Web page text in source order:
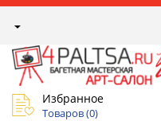
Избранное
Товаров (0)